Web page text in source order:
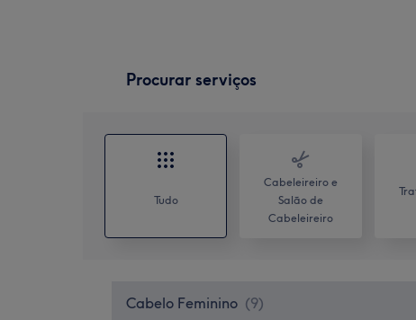
Procurar serviços
Tudo
Cabeleireiro e
Salão de
Cabeleireiro
Cabelo Feminino (9)